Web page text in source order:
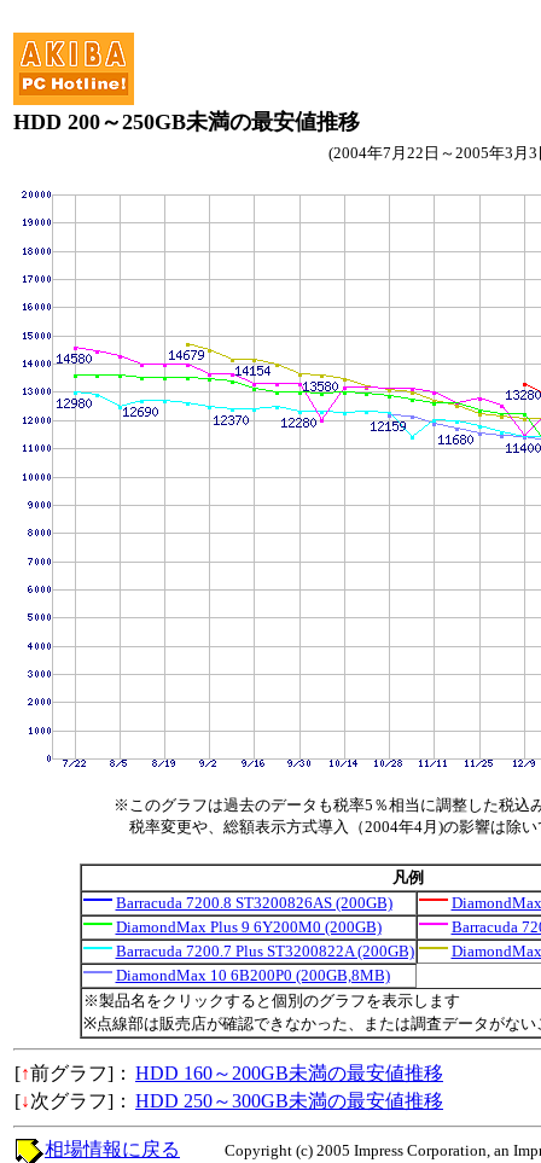
HDD 200～250GB未満の最安値推移
(2004年7月22日～2005年3月3
※このグラフは過去のデータも税率5％相当に調整した税込
税率変更や、総額表示方式導入（2004年4月)の影響は除い
凡例
Barracuda 7200.8 ST3200826AS (200GB)
DiamondMax Plus 9 6Y200M0 (200GB)
Barracuda
Barracuda 7200.7 Plus ST3200822A (200GB)
DiamondMax 10 6B200P0 (200GB,8MB)
※製品名をクリックすると個別のグラフを表示します
※点線部は販売店が確認できなかった、または調査データがない
[↑前グラフ]： HDD 160～200GB未満の最安値推移
[↓次グラフ]： HDD 250～300GB未満の最安値推移
Copyright (c) 2005 Impress Corporation, an
相場情報に戻る